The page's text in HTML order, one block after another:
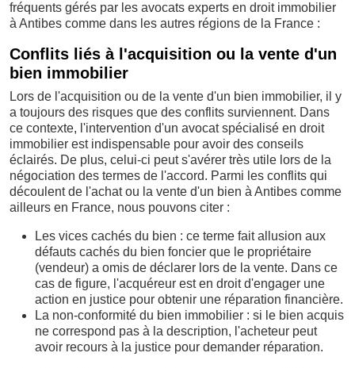
fréquents gérés par les avocats experts en droit immobilier
à Antibes comme dans les autres régions de la France :
Conflits liés à l'acquisition ou la vente d'un
bien immobilier
Lors de l'acquisition ou de la vente d'un bien immobilier, il y
a toujours des risques que des conflits surviennent. Dans
ce contexte, l'intervention d'un avocat spécialisé en droit
immobilier est indispensable pour avoir des conseils
éclairés. De plus, celui-ci peut s'avérer très utile lors de la
négociation des termes de l'accord. Parmi les conflits qui
découlent de l'achat ou la vente d'un bien à Antibes comme
ailleurs en France, nous pouvons citer :
Les vices cachés du bien : ce terme fait allusion aux
défauts cachés du bien foncier que le propriétaire
(vendeur) a omis de déclarer lors de la vente. Dans ce
cas de figure, l'acquéreur est en droit d'engager une
action en justice pour obtenir une réparation financière.
La non-conformité du bien immobilier : si le bien acquis
ne correspond pas à la description, l'acheteur peut
avoir recours à la justice pour demander réparation.